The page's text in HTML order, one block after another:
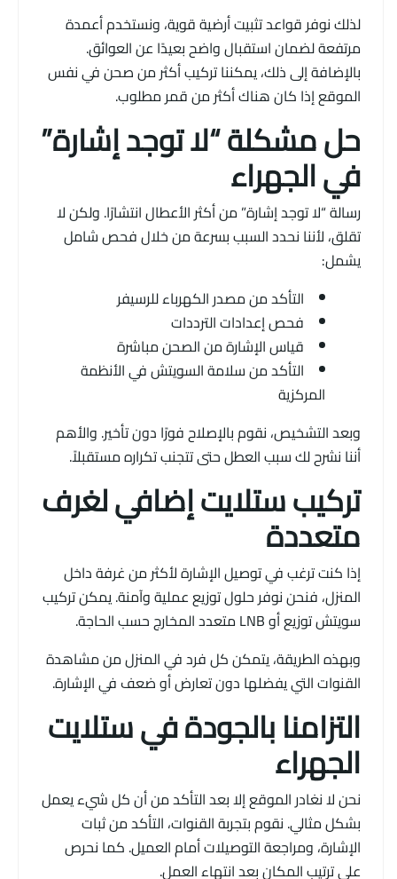
لذلك نوفر قواعد تثبيت أرضية قوية، ونستخدم أعمدة
مرتفعة لضمان استقبال واضح بعيدًا عن العوائق.
بالإضافة إلى ذلك، يمكننا تركيب أكثر من صحن في نفس
الموقع إذا كان هناك أكثر من قمر مطلوب.
حل مشكلة “لا توجد إشارة”
في الجهراء
رسالة “لا توجد إشارة” من أكثر الأعطال انتشارًا. ولكن لا
تقلق، لأننا نحدد السبب بسرعة من خلال فحص شامل
يشمل:
التأكد من مصدر الكهرباء للرسيفر
فحص إعدادات الترددات
قياس الإشارة من الصحن مباشرة
التأكد من سلامة السويتش في الأنظمة
المركزية
وبعد التشخيص، نقوم بالإصلاح فورًا دون تأخير. والأهم
أننا نشرح لك سبب العطل حتى تتجنب تكراره مستقبلاً.
تركيب ستلايت إضافي لغرف
متعددة
إذا كنت ترغب في توصيل الإشارة لأكثر من غرفة داخل
المنزل، فنحن نوفر حلول توزيع عملية وآمنة. يمكن تركيب
سويتش توزيع أو LNB متعدد المخارج حسب الحاجة.
وبهذه الطريقة، يتمكن كل فرد في المنزل من مشاهدة
القنوات التي يفضلها دون تعارض أو ضعف في الإشارة.
التزامنا بالجودة في ستلايت
الجهراء
نحن لا نغادر الموقع إلا بعد التأكد من أن كل شيء يعمل
بشكل مثالي. نقوم بتجربة القنوات، التأكد من ثبات
الإشارة، ومراجعة التوصيلات أمام العميل. كما نحرص
على ترتيب المكان بعد انتهاء العمل.